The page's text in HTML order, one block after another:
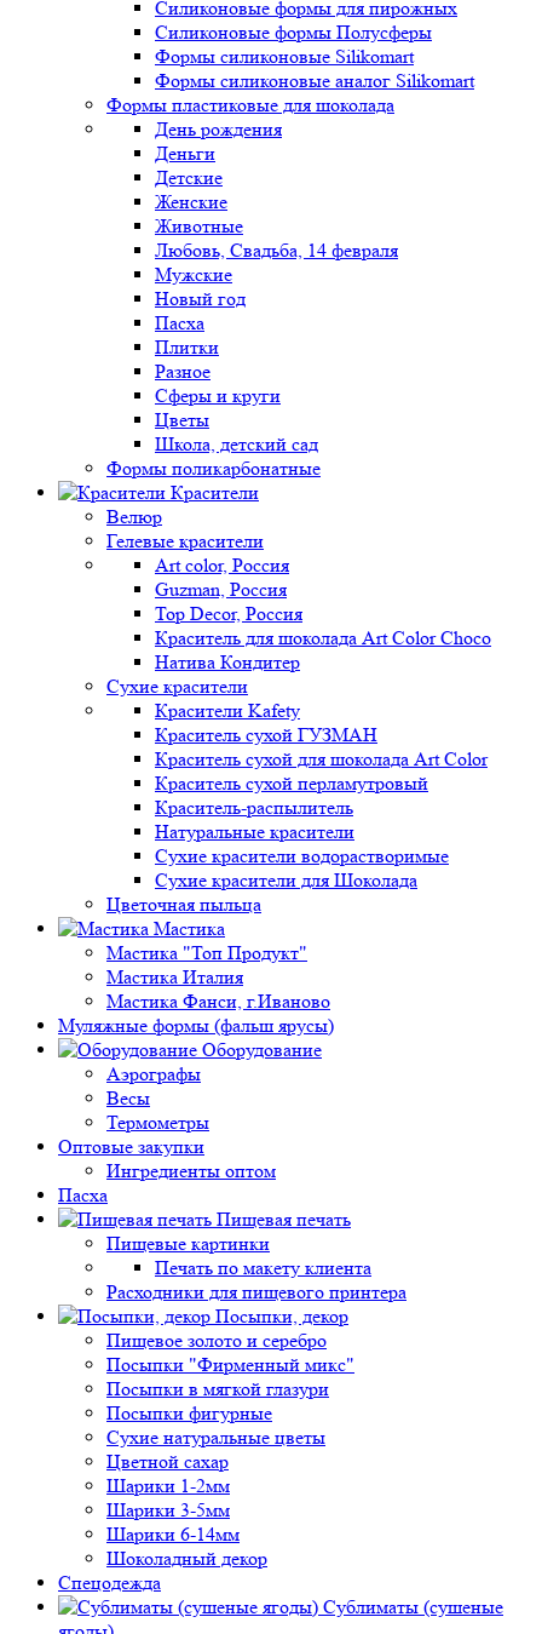
Силиконовые формы для пирожных
Силиконовые формы Полусферы
Формы силиконовые Silikomart
Формы силиконовые аналог Silikomart
Формы пластиковые для шоколада
День рождения
Деньги
Детские
Женские
Животные
Любовь, Свадьба, 14 февраля
Мужские
Новый год
Пасха
Плитки
Разное
Сферы и круги
Цветы
Школа, детский сад
Формы поликарбонатные
Красители
Велюр
Гелевые красители
Art color, Россия
Guzman, Россия
Top Decor, Россия
Краситель для шоколада Art Color Choco
Натива Кондитер
Сухие красители
Красители Kafety
Краситель сухой ГУЗМАН
Краситель сухой для шоколада Art Color
Краситель сухой перламутровый
Краситель-распылитель
Натуральные красители
Сухие красители водорастворимые
Сухие красители для Шоколада
Цветочная пыльца
Мастика
Мастика "Топ Продукт"
Мастика Италия
Мастика Фанси, г.Иваново
Муляжные формы (фальш ярусы)
Оборудование
Аэрографы
Весы
Термометры
Оптовые закупки
Ингредиенты оптом
Пасха
Пищевая печать
Пищевые картинки
Печать по макету клиента
Расходники для пищевого принтера
Посыпки, декор
Пищевое золото и серебро
Посыпки "Фирменный микс"
Посыпки в мягкой глазури
Посыпки фигурные
Сухие натуральные цветы
Цветной сахар
Шарики 1-2мм
Шарики 3-5мм
Шарики 6-14мм
Шоколадный декор
Спецодежда
Сублиматы (сушеные